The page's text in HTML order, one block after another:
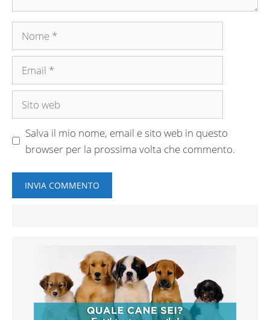
Nome
Email
Sito
Salva il mio nome, email e sito web in questo
browser per la prossima volta che commento.